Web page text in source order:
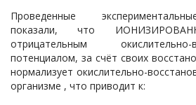
Проведенные
показали, что
отрицательным окислительно-
потенциалом, за счёт своих
нормализует окислительно-
организме , что приводит к: